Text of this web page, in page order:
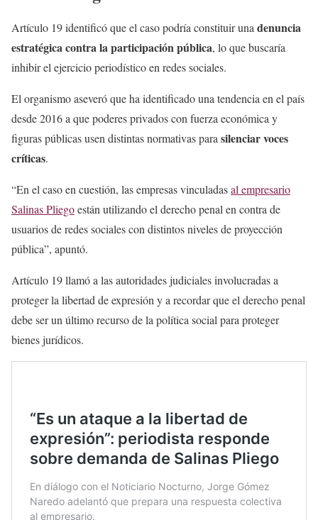
Artículo 19 identificó que el caso podría constituir unadenuncia
estratégica contra la participación pública, lo que buscaría
inhibir el ejercicio periodístico en redes sociales.
El organismo aseveró que ha identificado una tendencia en el país
desde 2016 a que poderes privados con fuerza económica y
figuras públicas usen distintas normativas parasilenciar voces
críticas.
“En el caso en cuestión, las empresas vinculadasal empresario
Salinas Pliegoestán utilizando el derecho penal en contra de
usuarios de redes sociales con distintos niveles de proyección
pública”, apuntó.
Artículo 19 llamó a las autoridades judiciales involucradas a
proteger la libertad de expresión y a recordar que el derecho penal
debe ser un último recurso de la política social para proteger
bienes jurídicos.